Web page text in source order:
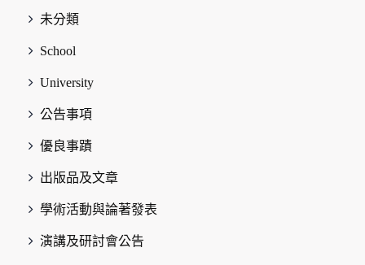
未分類
School
University
公告事項
優良事蹟
出版品及文章
學術活動與論著發表
演講及研討會公告